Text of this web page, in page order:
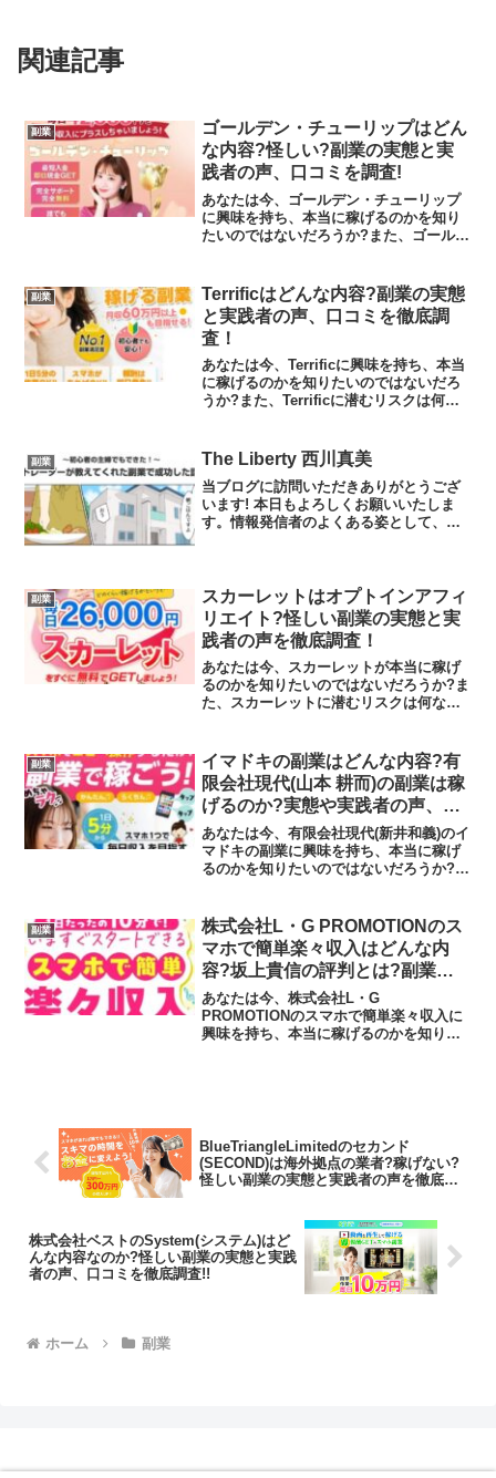
関連記事
副業
ゴールデン・チューリップはどん
な内容?怪しい?副業の実態と実
践者の声、口コミを調査!
あなたは今、ゴールデン・チューリップ
に興味を持ち、本当に稼げるのかを知り
たいのではないだろうか?また、ゴールデ
うか？今回はその理由について解説した
いと思います。答えを言...
副業
Terrificはどんな内容?副業の実態
と実践者の声、口コミを徹底調
査！
あなたは今、Terrificに興味を持ち、本当
に稼げるのかを知りたいのではないだろ
うか?また、Terrificに潜むリスクは何な
るとよくわからない副業を紹介されるだ
副業 The Liberty 西川真美
当ブログに訪問いただきありがとうござ
います! 本日もよろしくお願いいたしま
す。情報発信者のよくある姿として、海
泥臭い作業をこなしてい...
副業
スカーレットはオプトインアフィ
リエイト?怪しい副業の実態と実
践者の声を徹底調査！
あなたは今、スカーレットが本当に稼げ
るのかを知りたいのではないだろうか?ま
た、スカーレットに潜むリスクは何なの
性は低いといえます。今回はその理由に
ついて解説したいと思い...
副業
イマドキの副業はどんな内容?有
限会社現代(山本 耕而)の副業は稼
げるのか?実態や実践者の声、口
コミや評判を調査しました
あなたは今、有限会社現代(新井和義)のイ
マドキの副業に興味を持ち、本当に稼げ
るのかを知りたいのではないだろうか?ま
うか？答えを言うと、稼げる可能性はあ
りません。これが本...
副業
株式会社L・G PROMOTIONのス
マホで簡単楽々収入はどんな内
容?坂上貴信の評判とは?副業の
実態や実践者の声、口コミや評判
を調査しました
あなたは今、株式会社L・G
PROMOTIONのスマホで簡単楽々収入に
興味を持ち、本当に稼げるのかを知りた
BlueTriangleLimitedのセカンド
(SECOND)は海外拠点の業者?稼げない?
怪しい副業の実態と実践者の声を徹底調
株式会社ベストのSystem(システム)はど
んな内容なのか?怪しい副業の実態と実践
者の声、口コミを徹底調査!!
ホーム 副業